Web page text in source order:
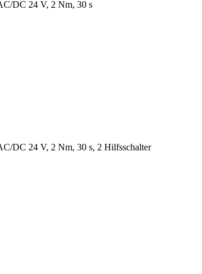
DC 24 V, 2 Nm, 30 s
DC 24 V, 2 Nm, 30 s, 2 Hilfsschalter